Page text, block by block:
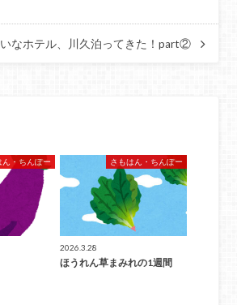
なホテル、川久泊ってきた！part②
ん・ちんぽー さもはん・ちんぽー
2026.3.28
ほうれん草まみれの1週間